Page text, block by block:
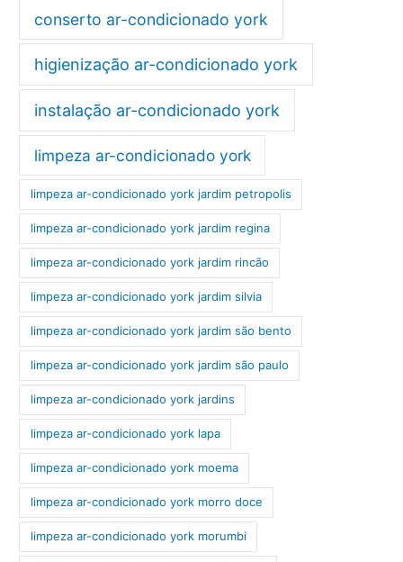
conserto ar-condicionado york
higienização ar-condicionado york
instalação ar-condicionado york
limpeza ar-condicionado york
limpeza ar-condicionado york jardim petropolis
limpeza ar-condicionado york jardim regina
limpeza ar-condicionado york jardim rincão
limpeza ar-condicionado york jardim silvia
limpeza ar-condicionado york jardim são bento
limpeza ar-condicionado york jardim são paulo
limpeza ar-condicionado york jardins
limpeza ar-condicionado york lapa
limpeza ar-condicionado york moema
limpeza ar-condicionado york morro doce
limpeza ar-condicionado york morumbi